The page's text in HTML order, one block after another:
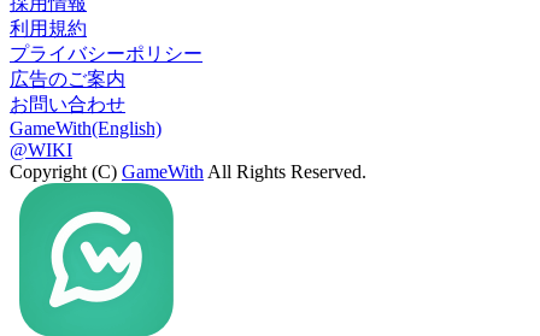
利用規約
プライバシーポリシー
広告のご案内
お問い合わせ
GameWith(English)
@WIKI
Copyright (C) GameWith All Rights Reserved.